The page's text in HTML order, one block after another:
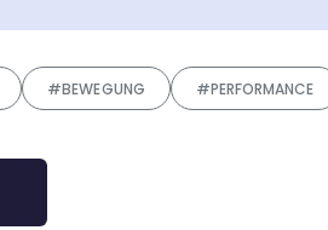
#BEWEGUNG #PERFORMANCE